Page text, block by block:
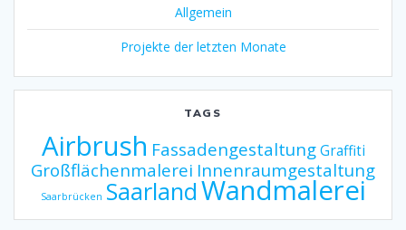
Allgemein
Projekte der letzten Monate
TAGS
Airbrush Fassadengestaltung Graffiti
Großflächenmalerei Innenraumgestaltung
Saarbrücken SaarlandWandmalerei